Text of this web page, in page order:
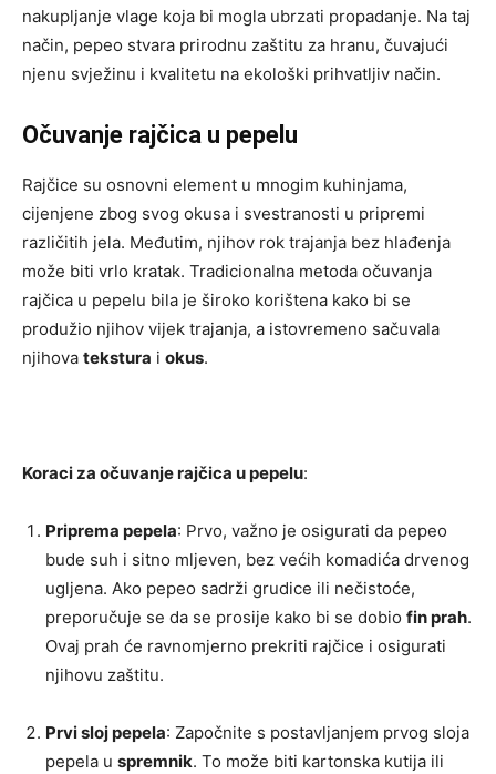
nakupljanje vlage koja bi mogla ubrzati propadanje. Na taj
način, pepeo stvara prirodnu zaštitu za hranu, čuvajući
njenu svježinu i kvalitetu na ekološki prihvatljiv način.
Očuvanje rajčica u pepelu
Rajčice su osnovni element u mnogim kuhinjama,
cijenjene zbog svog okusa i svestranosti u pripremi
različitih jela. Međutim, njihov rok trajanja bez hlađenja
može biti vrlo kratak. Tradicionalna metoda očuvanja
rajčica u pepelu bila je široko korištena kako bi se
produžio njihov vijek trajanja, a istovremeno sačuvala
njihova tekstura i okus.
Koraci za očuvanje rajčica u pepelu:
Priprema pepela: Prvo, važno je osigurati da pepeo
bude suh i sitno mljeven, bez većih komadića drvenog
ugljena. Ako pepeo sadrži grudice ili nečistoće,
preporučuje se da se prosije kako bi se dobio fin prah.
Ovaj prah će ravnomjerno prekriti rajčice i osigurati
njihovu zaštitu.
Prvi sloj pepela: Započnite s postavljanjem prvog sloja
pepela u spremnik. To može biti kartonska kutija ili